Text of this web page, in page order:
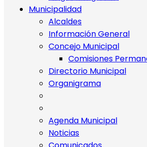
Municipalidad
Alcaldes
Información General
Concejo Municipal
Comisiones
Directorio Municipal
Organigrama
Agenda Municipal
Noticias